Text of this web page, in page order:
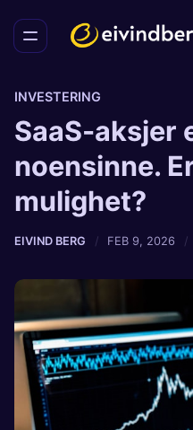
INVESTERING
SaaS-aksjer
noensinne.
mulighet?
EIVIND BERG FEB 9, 2026